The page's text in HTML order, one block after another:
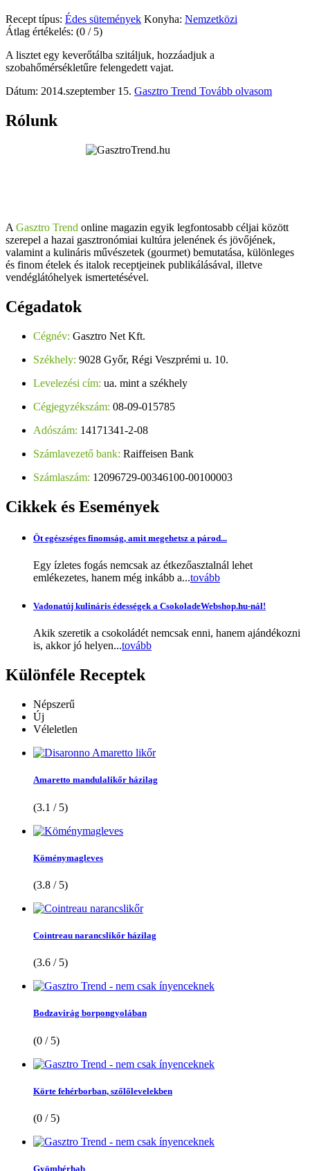
Recept típus: Édes sütemények Konyha: Nemzetközi
Átlag értékelés: (0 / 5)
A lisztet egy keverőtálba szitáljuk, hozzáadjuk a
szobahőmérsékletűre felengedett vajat.
Dátum: 2014.szeptember 15. Gasztro Trend Tovább olvasom
Rólunk
A Gasztro Trend online magazin egyik legfontosabb céljai között
szerepel a hazai gasztronómiai kultúra jelenének és jövőjének,
valamint a kulináris művészetek (gourmet) bemutatása, különleges
és finom ételek és italok receptjeinek publikálásával, illetve
vendéglátóhelyek ismertetésével.
Cégadatok
Cégnév: Gasztro Net Kft.
Székhely: 9028 Győr, Régi Veszprémi u. 10.
Levelezési cím: ua. mint a székhely
Cégjegyzékszám: 08-09-015785
Adószám: 14171341-2-08
Számlavezető bank: Raiffeisen Bank
Számlaszám: 12096729-00346100-00100003
Cikkek és Események
Öt egészséges finomság, amit megehetsz a párod...
Egy ízletes fogás nemcsak az étkezőasztalnál lehet
emlékezetes, hanem még inkább a...tovább
Vadonatúj kulináris édességek a CsokoladeWebshop.hu-nál!
Akik szeretik a csokoládét nemcsak enni, hanem ajándékozni
is, akkor jó helyen...tovább
Különféle Receptek
Népszerű
Új
Véleletlen
Amaretto mandulalikőr házilag
(3.1 / 5)
Köménymagleves
(3.8 / 5)
Cointreau narancslikőr házilag
(3.6 / 5)
Bodzavirág borpongyolában
(0 / 5)
Körte fehérborban, szőlőlevelekben
(0 / 5)
Gyömbérhab